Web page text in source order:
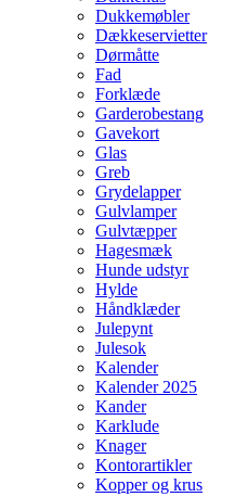
Dukkemøbler
Dækkeservietter
Dørmåtte
Fad
Forklæde
Garderobestang
Gavekort
Glas
Greb
Grydelapper
Gulvlamper
Gulvtæpper
Hagesmæk
Hunde udstyr
Hylde
Håndklæder
Julepynt
Julesok
Kalender
Kalender 2025
Kander
Karklude
Knager
Kontorartikler
Kopper og krus